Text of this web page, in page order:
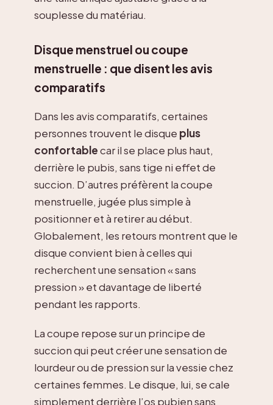
souplesse du matériau.
Disque menstruel ou coupe
menstruelle : que disent les avis
comparatifs
Dans les avis comparatifs, certaines
personnes trouvent le disque plus
confortablecar il se place plus haut,
derrière le pubis, sans tige ni effet de
succion. D’autres préfèrent la coupe
menstruelle, jugée plus simple à
positionner et à retirer au début.
Globalement, les retours montrent que le
disque convient bien à celles qui
recherchent une sensation « sans
pression » et davantage de liberté
pendant les rapports.
La coupe repose sur un principe de
succion qui peut créer une sensation de
lourdeur ou de pression sur la vessie chez
certaines femmes. Le disque, lui, se cale
simplement derrière l’os pubien sans